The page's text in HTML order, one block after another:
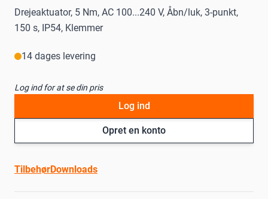
Drejeaktuator, 5 Nm, AC 100...240 V, Åbn/luk, 3-punkt,
150 s, IP54, Klemmer
14 dages levering
Log ind for at se din pris
Opret en konto
Log ind
TilbehørDownloads